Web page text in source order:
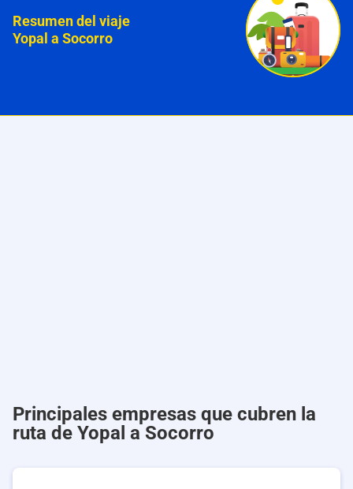
Resumen del viaje
Yopal a Socorro
Principales empresas que cubren la
ruta de Yopal a Socorro